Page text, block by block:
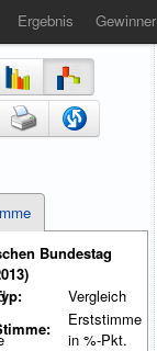
Ergebnis Gewinner
Bundestag
Vergleich
Erststimme
in %-Pkt.